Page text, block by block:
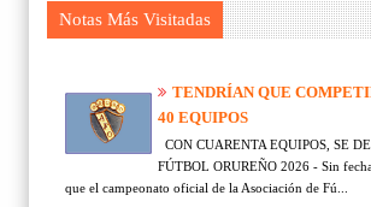
Notas Más Visitadas
TENDRÍAN QUE
40 EQUIPOS
CON CUARENTA EQUIPOS, SE
FÚTBOL ORUREÑO 2026 - Sin
que el campeonato oficial de la Asociación de Fú...